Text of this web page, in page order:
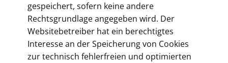
gespeichert, sofern keine andere
Rechtsgrundlage angegeben wird. Der
Websitebetreiber hat ein berechtigtes
Interesse an der Speicherung von Cookies
zur technisch fehlerfreien und optimierten